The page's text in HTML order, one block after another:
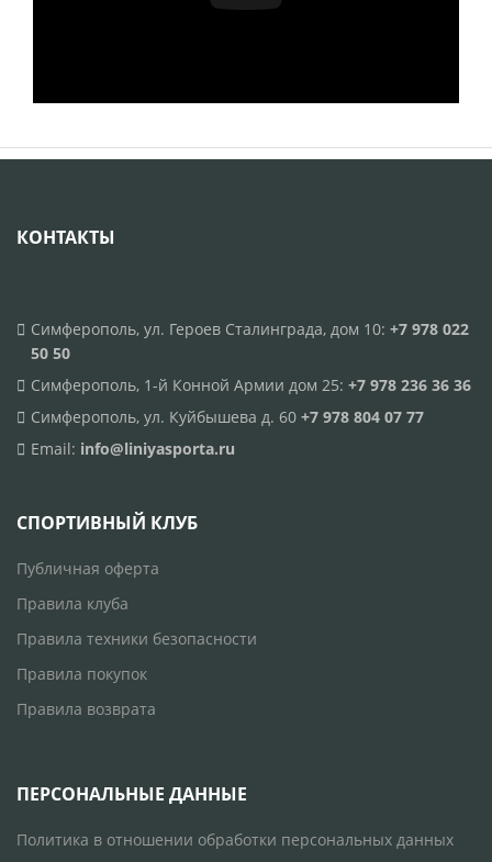
КОНТАКТЫ
Симферополь, ул. Героев Сталинграда, дом 10: +7 978 022
50 50
Симферополь, 1-й Конной Армии дом 25: +7 978 236 36 36
Симферополь, ул. Куйбышева д. 60 +7 978 804 07 77
Email: info@liniyasporta.ru
СПОРТИВНЫЙ КЛУБ
Публичная оферта
Правила клуба
Правила техники безопасности
Правила покупок
Правила возврата
ПЕРСОНАЛЬНЫЕ ДАННЫЕ
Политика в отношении обработки персональных данных